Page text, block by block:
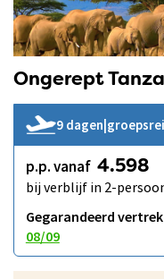
Ongerept
9 dagen|
p.p. vanaf 4.598
bij verblijf in 2-
Gegarandeerd
08/09